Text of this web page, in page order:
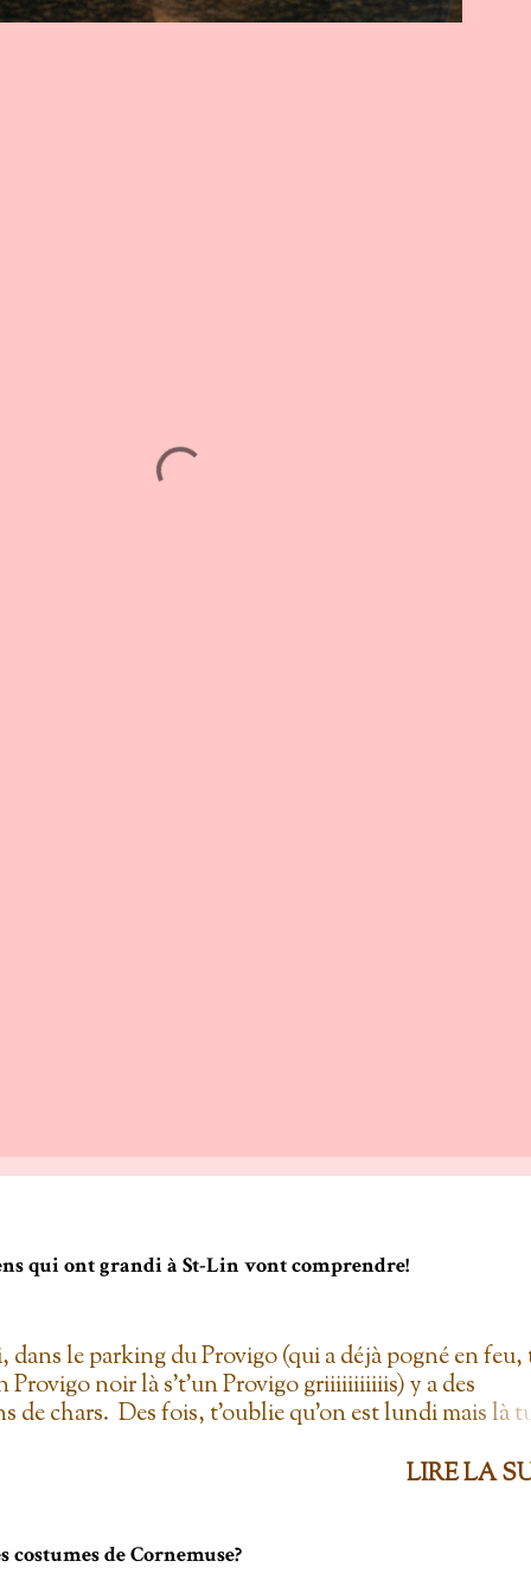
qui ont grandi à St-Lin vont comprendre!
dans le parking du Provigo (qui a déjà pogné en feu,
Provigo noir là s't'un Provigo griiiiiiiiiiis) y a des
de chars. Des fois, t'oublie qu'on est lundi mais là
lundi ''. Life hack du Provigo: si tu te rends à la
C! 2. L'entrepôt en Folie Fuck le Dollarama
en Folie! Ayant également déjà pogné en feu il y
LIRE LA
costumes de Cornemuse?